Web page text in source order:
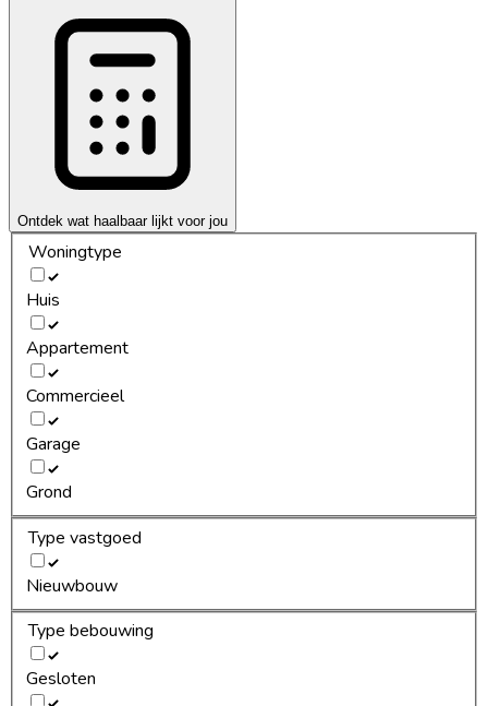
Ontdek wat haalbaar lijkt voor jou
Woningtype
Huis
Appartement
Commercieel
Garage
Grond
Type vastgoed
Nieuwbouw
Type bebouwing
Gesloten